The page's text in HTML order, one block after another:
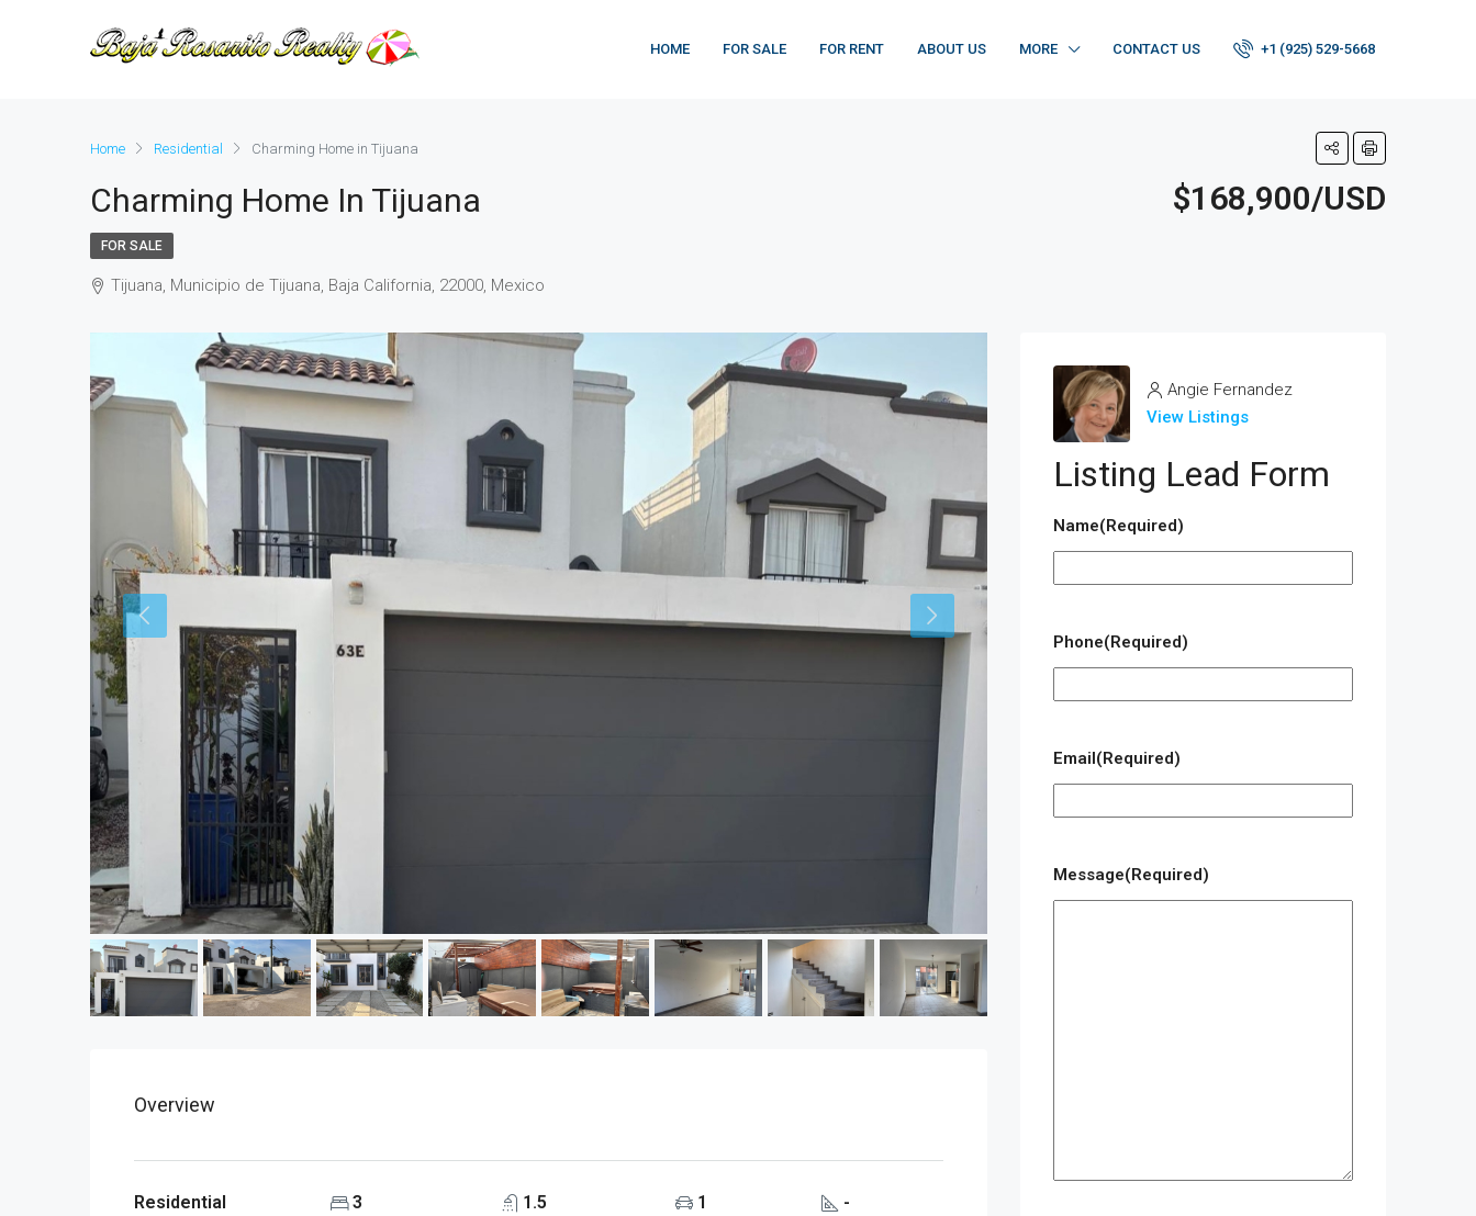
HOME FOR SALE FOR RENT ABOUT US MORE CONTACT US +1 (925) 529-5668
Home Residential Charming Home in Tijuana
Charming Home In Tijuana $168,900/USD
FOR SALE
Tijuana, Municipio de Tijuana, Baja California, 22000, Mexico
Overview
Residential 3 1.5 1 -
Angie Fernandez
View Listings
Listing Lead Form
Name(Required)
Phone(Required)
Email(Required)
Message(Required)